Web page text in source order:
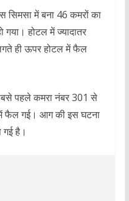
सिमसा में बना 46 कमरों का
होटल में ज्यादातर
ही ऊपर होटल में फैल
पहले कमरा नंबर 301 से
फैल गई। आग की इस घटना
गई है।